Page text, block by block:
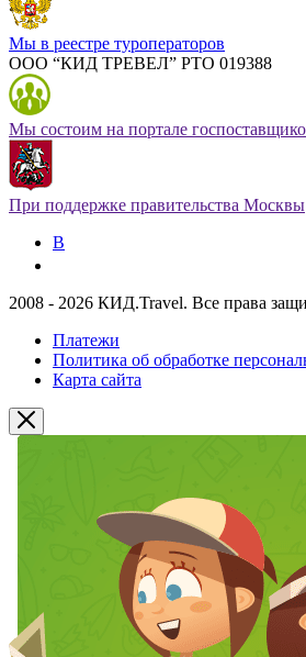
Мы в реестре туроператоров
ООО “КИД ТРЕВЕЛ” РТО 019388
Мы состоим на портале
При поддержке правительства Москвы
В
2008 - 2026 КИД.Travel. Все права
Платежи
Политика об обработке
Карта сайта